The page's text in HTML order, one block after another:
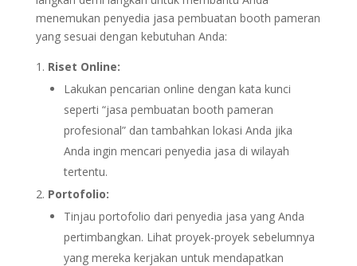
menemukan penyedia jasa pembuatan booth pameran
yang sesuai dengan kebutuhan Anda:
Riset Online:
Lakukan pencarian online dengan kata kunci
seperti “jasa pembuatan booth pameran
profesional” dan tambahkan lokasi Anda jika
Anda ingin mencari penyedia jasa di wilayah
tertentu.
Portofolio:
Tinjau portofolio dari penyedia jasa yang Anda
pertimbangkan. Lihat proyek-proyek sebelumnya
yang mereka kerjakan untuk mendapatkan